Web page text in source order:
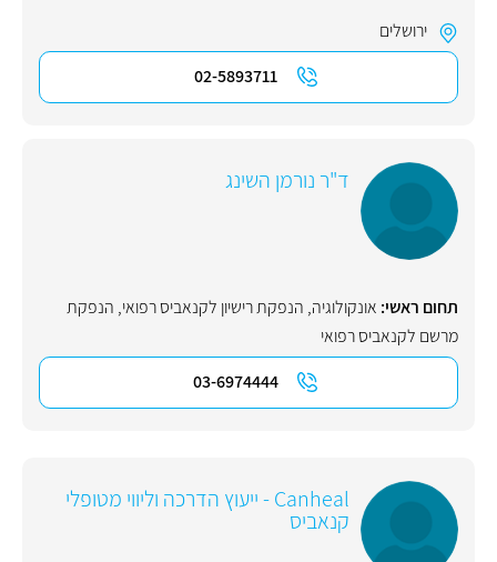
ירושלים
02-5893711
ד"ר נורמן השינג
תחום ראשי: אונקולוגיה, הנפקת רישיון לקנאביס רפואי, הנפקת
מרשם לקנאביס רפואי
03-6974444
Canheal - ייעוץ הדרכה וליווי מטופלי
קנאביס